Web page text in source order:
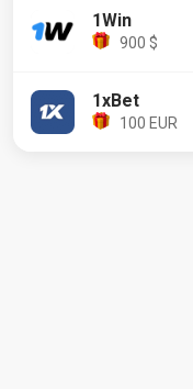
1Win
900 $
1xBet
100 EUR